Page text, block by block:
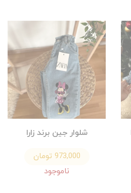
شلوار جين برند زارا
973,000 تومان
ناموجود